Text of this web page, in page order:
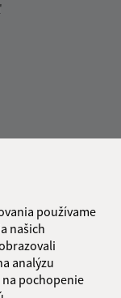
používame
našich
analýzu
pochopenie